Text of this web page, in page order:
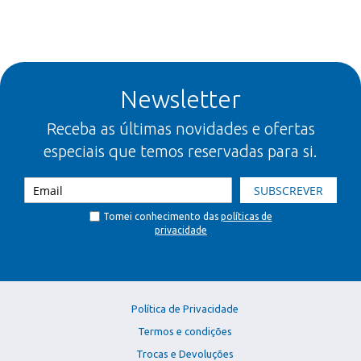
Newsletter
Receba as últimas novidades e ofertas
especiais que temos reservadas para si.
SUBSCREVER
Tomei conhecimento das políticas de
privacidade
Política de Privacidade
Termos e condições
Trocas e Devoluções